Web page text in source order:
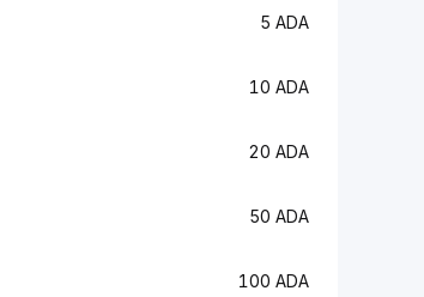
5 ADA
10 ADA
20 ADA
50 ADA
100 ADA